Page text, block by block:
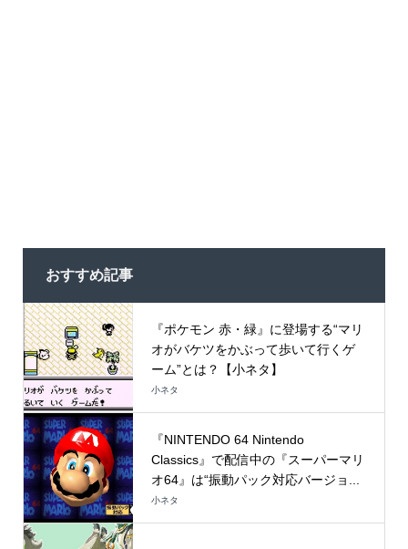
おすすめ記事
『ポケモン 赤・緑』に登場する“マリ
オがバケツをかぶって歩いて行くゲ
ーム”とは？【小ネタ】
小ネタ
『NINTENDO 64 Nintendo
Classics』で配信中の『スーパーマリ
オ64』は“振動パック対応バージョ...
小ネタ